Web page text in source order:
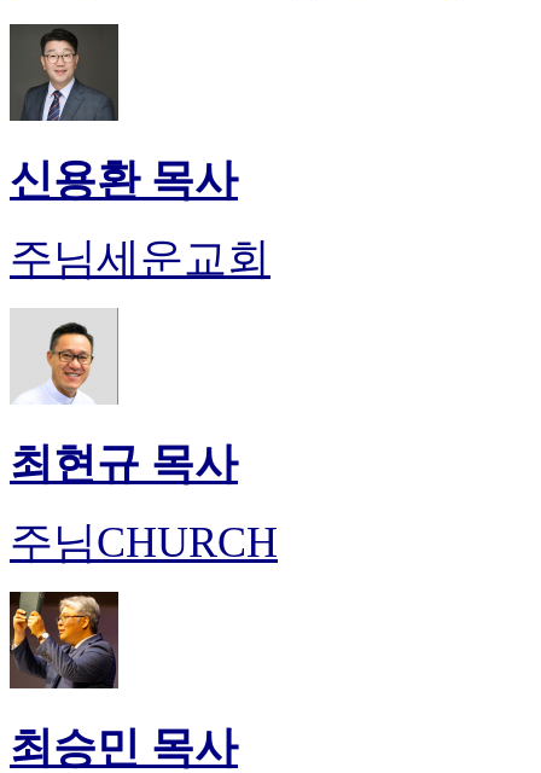
신용환 목사
주님세운교회
최현규 목사
주님CHURCH
최승민 목사